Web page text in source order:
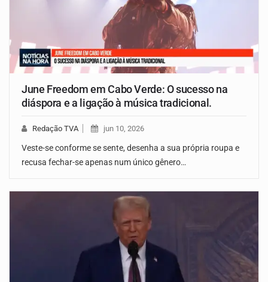
June Freedom em Cabo Verde: O sucesso na
diáspora e a ligação à música tradicional.
Redação TVA jun 10, 2026
Veste-se conforme se sente, desenha a sua própria roupa e
recusa fechar-se apenas num único gênero…